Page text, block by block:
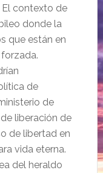
contexto de
donde la
que están en
de
de
liberación de
de libertad en
vida eterna.
del heraldo